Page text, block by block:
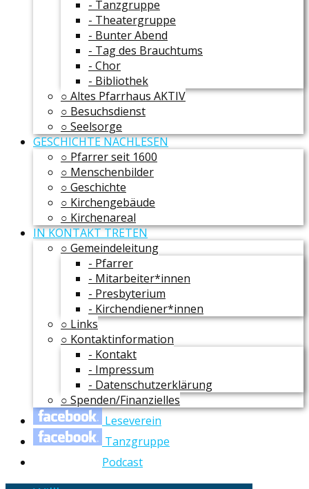
- Tanzgruppe
- Theatergruppe
- Bunter Abend
- Tag des Brauchtums
- Chor
- Bibliothek
○ Altes Pfarrhaus AKTIV
○ Besuchsdienst
○ Seelsorge
GESCHICHTE NACHLESEN
○ Pfarrer seit 1600
○ Menschenbilder
○ Geschichte
○ Kirchengebäude
○ Kirchenareal
IN KONTAKT TRETEN
○ Gemeindeleitung
- Pfarrer
- Mitarbeiter*innen
- Presbyterium
- Kirchendiener*innen
○ Links
○ Kontaktinformation
- Kontakt
- Impressum
- Datenschutzerklärung
○ Spenden/Finanzielles
Leseverein
Tanzgruppe
Podcast